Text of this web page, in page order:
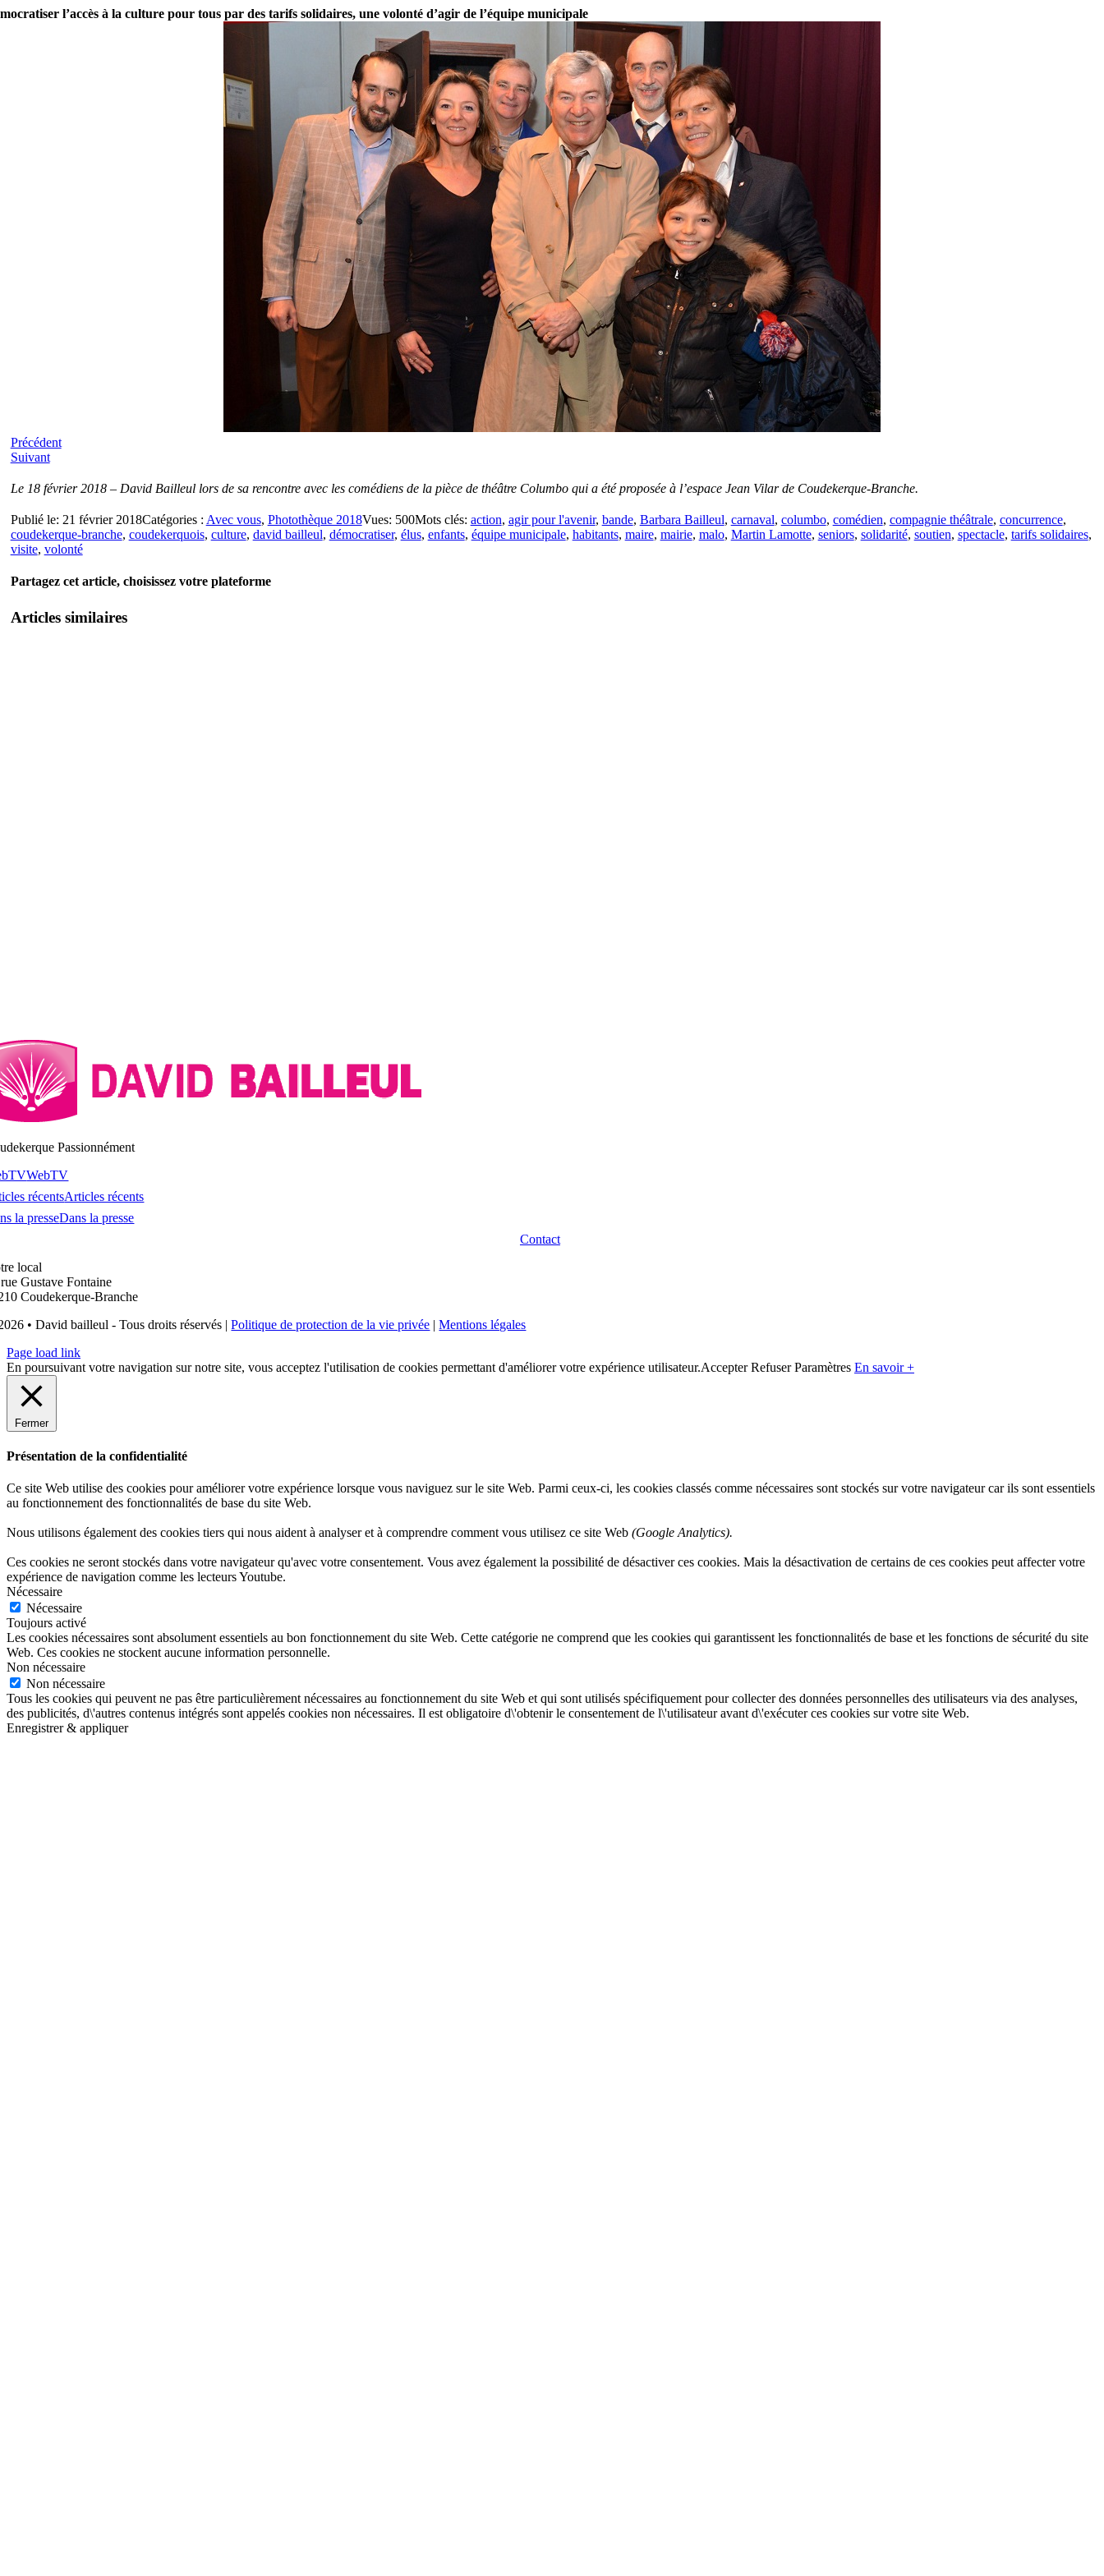
l’accès à la culture pour tous par des tarifs solidaires, une volonté d’agir de l’équipe municipale
Précédent
Suivant
Le 18 février 2018 – David Bailleul lors de sa rencontre avec les comédiens de la pièce de théâtre Columbo qui a été proposée à l’espace Jean Vilar de Coudekerque-Branche.
Publié le: 21 février 2018Catégories : Avec vous, Photothèque 2018Vues: 500Mots clés: action, agir pour l'avenir, bande, Barbara Bailleul, carnaval, columbo, comédien, compagnie théâtrale, concurrence,
coudekerque-branche, coudekerquois, culture, david bailleul, démocratiser, élus, enfants, équipe municipale, habitants, maire, mairie, malo, Martin Lamotte, seniors, solidarité, soutien, spectacle, tarifs solidaires,
visite, volonté
Partagez cet article, choisissez votre plateforme
Articles similaires
WebTV
récentsArticles récents
local
Gustave Fontaine
Page load link
En poursuivant votre navigation sur notre site, vous acceptez l'utilisation de cookies permettant d'améliorer votre expérience utilisateur.
Ce site Web utilise des cookies pour améliorer votre expérience lorsque vous naviguez sur le site Web. Parmi ceux-ci, les cookies classés comme nécessaires sont stockés sur votre navigateur car ils sont essentiels
Ces cookies ne seront stockés dans votre navigateur qu'avec votre consentement. Vous avez également la possibilité de désactiver ces cookies. Mais la désactivation de certains de ces cookies peut affecter votre
expérience de navigation comme les lecteurs Youtube.
Nécessaire
Nécessaire
Toujours activé
Les cookies nécessaires sont absolument essentiels au bon fonctionnement du site Web. Cette catégorie ne comprend que les cookies qui garantissent les fonctionnalités de base et les fonctions de sécurité du site
Web. Ces cookies ne stockent aucune information personnelle.
Non nécessaire
Non nécessaire
Tous les cookies qui peuvent ne pas être particulièrement nécessaires au fonctionnement du site Web et qui sont utilisés spécifiquement pour collecter des données personnelles des utilisateurs via des analyses,
des publicités, d\'autres contenus intégrés sont appelés cookies non nécessaires. Il est obligatoire d\'obtenir le consentement de l\'utilisateur avant d\'exécuter ces cookies sur votre site Web.